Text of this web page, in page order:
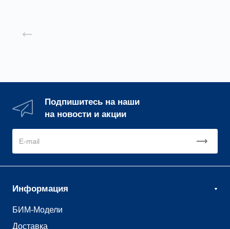
Подпишитесь на наши
на новости и акции
Информация
БИМ-Модели
Доставка